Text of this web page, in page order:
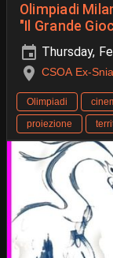
Olimpiadi
"Il Grande
Thursday,
CSOA Ex-Snia
Olimpiadi
proiezione